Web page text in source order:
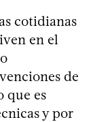
cotidianas
en el
de
que es
y por